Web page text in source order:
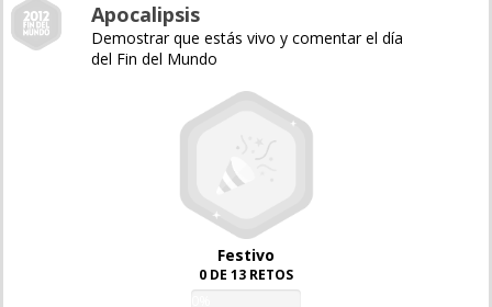
Apocalipsis
Demostrar que estás vivo y comentar el día
del Fin del Mundo
Festivo
0 DE 13 RETOS